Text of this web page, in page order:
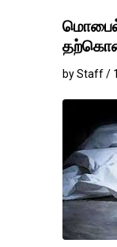
மொபைல்
by Staff /